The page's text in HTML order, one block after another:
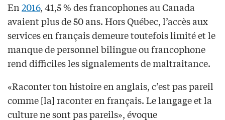
En2016, 41,5 % des francophones au Canada
avaient plus de 50 ans. Hors Québec, l’accès aux
services en français demeure toutefois limité et le
manque de personnel bilingue ou francophone
rend difficiles les signalements de maltraitance.
«Raconter ton histoire en anglais, c’est pas pareil
comme [la] raconter en français. Le langage et la
culture ne sont pas pareils», évoque